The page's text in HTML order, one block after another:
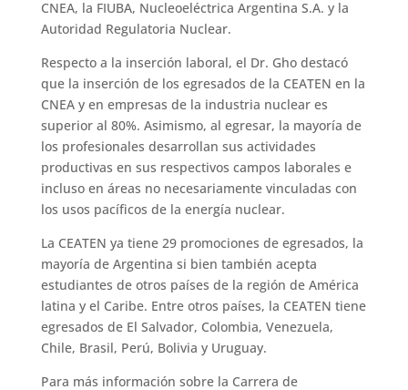
CNEA, la FIUBA, Nucleoeléctrica Argentina S.A. y la
Autoridad Regulatoria Nuclear.
Respecto a la inserción laboral, el Dr. Gho destacó
que la inserción de los egresados de la CEATEN en la
CNEA y en empresas de la industria nuclear es
superior al 80%. Asimismo, al egresar, la mayoría de
los profesionales desarrollan sus actividades
productivas en sus respectivos campos laborales e
incluso en áreas no necesariamente vinculadas con
los usos pacíficos de la energía nuclear.
La CEATEN ya tiene 29 promociones de egresados, la
mayoría de Argentina si bien también acepta
estudiantes de otros países de la región de América
latina y el Caribe. Entre otros países, la CEATEN tiene
egresados de El Salvador, Colombia, Venezuela,
Chile, Brasil, Perú, Bolivia y Uruguay.
Para más información sobre la Carrera de